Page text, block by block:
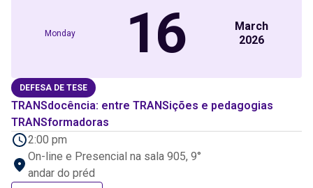
Monday 16
March
2026
DEFESA DE TESE
TRANSdocência: entre TRANSições e pedagogias
TRANSformadoras
2:00 pm
On-line e Presencial na sala 905, 9°
andar do préd